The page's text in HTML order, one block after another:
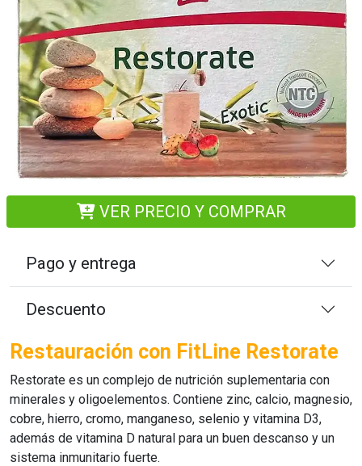
VER PRECIO Y COMPRAR
Pago y entrega
Descuento
Restauración con FitLine Restorate
Restorate es un complejo de nutrición suplementaria con
minerales y oligoelementos. Contiene zinc, calcio, magnesio,
cobre, hierro, cromo, manganeso, selenio y vitamina D3,
además de vitamina D natural para un buen descanso y un
sistema inmunitario fuerte.